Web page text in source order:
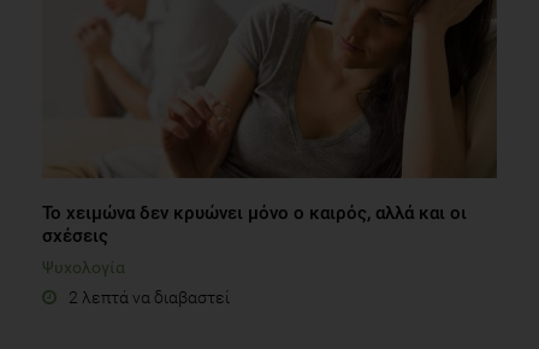
Το χειμώνα δεν κρυώνει μόνο ο καιρός, αλλά και οι
σχέσεις
Ψυχολογία
2 λεπτά να διαβαστεί